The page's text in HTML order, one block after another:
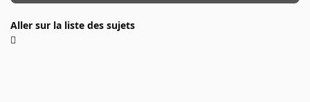
Aller sur la liste des sujets